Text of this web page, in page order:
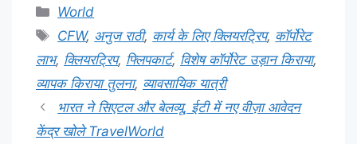
Categories
World
Tags
CFW, अनुज राठी, कार्य के लिए क्लियरट्रिप, कॉर्पोरेट
लाभ, क्लियरट्रिप, फ्लिपकार्ट, विशेष कॉर्पोरेट उड़ान किराया,
व्यापक किराया तुलना, व्यावसायिक यात्री
भारत ने सिएटल और बेलव्यू, ईटी में नए वीज़ा आवेदन
केंद्र खोले TravelWorld